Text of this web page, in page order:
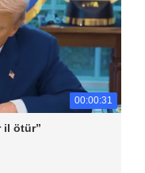
00:00:31
il ötür”